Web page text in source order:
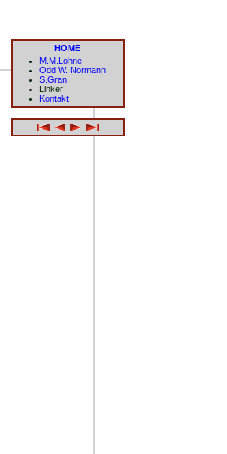
HOME
M.M.Lohne
Odd W. Normann
S.Gran
Linker
Kontakt